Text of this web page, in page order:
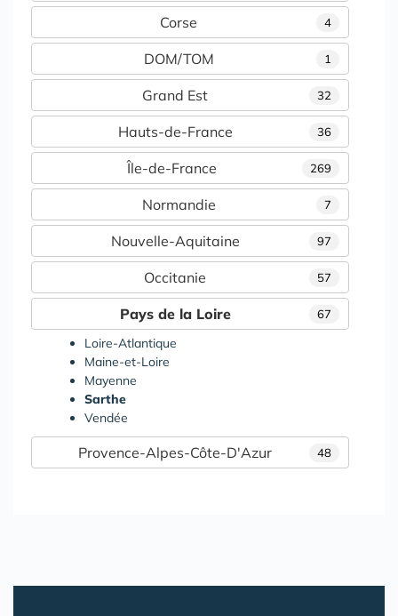
4
Corse
1
DOM/TOM
32
Grand Est
36
Hauts-de-France
269
Île-de-France
7
Normandie
97
Nouvelle-Aquitaine
57
Occitanie
67
Pays de la Loire
Loire-Atlantique
Maine-et-Loire
Mayenne
Sarthe
Vendée
48
Provence-Alpes-Côte-D'Azur